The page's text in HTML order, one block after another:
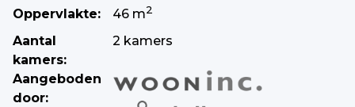
Oppervlakte:
46 m2
Aantal
kamers:
2 kamers
Aangeboden
door: